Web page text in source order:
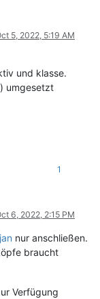
5, 2022, 5:19 AM
und klasse.
umgesetzt
1
6, 2022, 2:15 PM
nur anschließen.
braucht
Verfügung